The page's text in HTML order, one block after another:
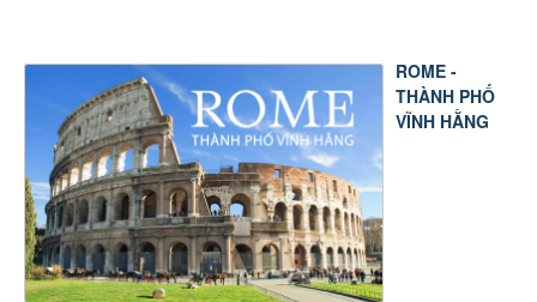
ROME -
THÀNH PHỐ
VĨNH HẰNG